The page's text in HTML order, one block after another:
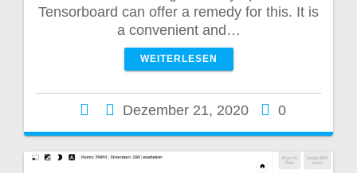
Tensorboard can offer a remedy for this. It is
a convenient and…
WEITERLESEN
Dezember 21, 2020 0